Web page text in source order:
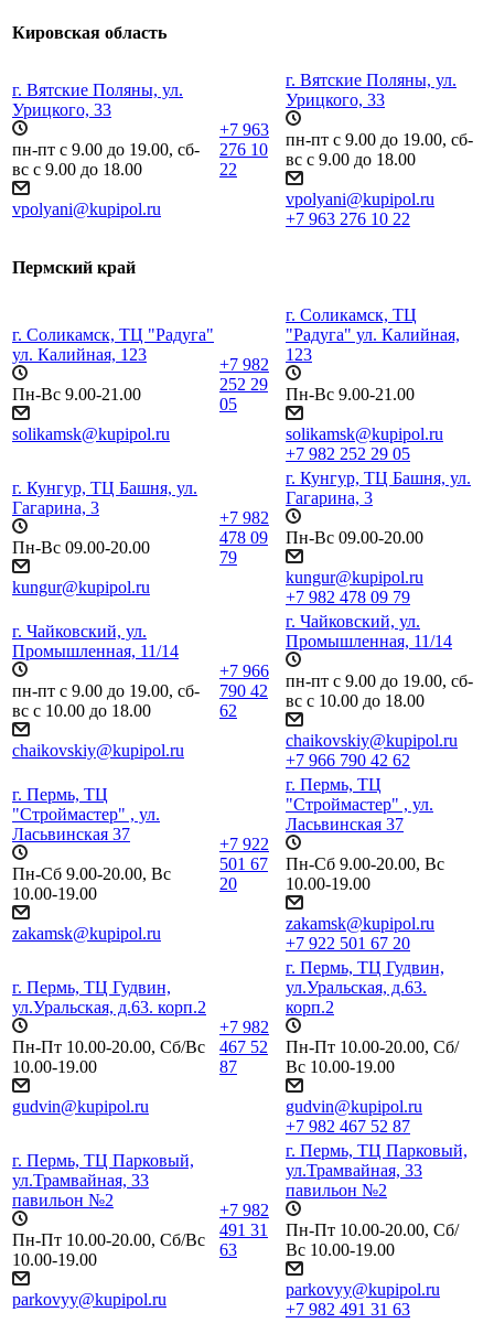
Кировская область
г. Вятские Поляны, ул.
Урицкого, 33
пн-пт с 9.00 до 19.00, сб-
вс с 9.00 до 18.00
vpolyani@kupipol.ru
+7 963
276 10
22
г. Вятские Поляны, ул.
Урицкого, 33
пн-пт с 9.00 до 19.00, сб-
вс с 9.00 до 18.00
vpolyani@kupipol.ru
+7 963 276 10 22
Пермский край
г. Соликамск, ТЦ "Радуга"
ул. Калийная, 123
Пн-Вс 9.00-21.00
solikamsk@kupipol.ru
+7 982
252 29
05
г. Соликамск, ТЦ
"Радуга" ул. Калийная,
123
Пн-Вс 9.00-21.00
solikamsk@kupipol.ru
+7 982 252 29 05
г. Кунгур, ТЦ Башня, ул.
Гагарина, 3
Пн-Вс 09.00-20.00
kungur@kupipol.ru
+7 982
478 09
79
г. Кунгур, ТЦ Башня, ул.
Гагарина, 3
Пн-Вс 09.00-20.00
kungur@kupipol.ru
+7 982 478 09 79
г. Чайковский, ул.
Промышленная, 11/14
пн-пт с 9.00 до 19.00, сб-
вс с 10.00 до 18.00
chaikovskiy@kupipol.ru
+7 966
790 42
62
г. Чайковский, ул.
Промышленная, 11/14
пн-пт с 9.00 до 19.00, сб-
вс с 10.00 до 18.00
chaikovskiy@kupipol.ru
+7 966 790 42 62
г. Пермь, ТЦ
"Строймастер" , ул.
Ласьвинская 37
Пн-Сб 9.00-20.00, Вс
10.00-19.00
zakamsk@kupipol.ru
+7 922
501 67
20
г. Пермь, ТЦ
"Строймастер" , ул.
Ласьвинская 37
Пн-Сб 9.00-20.00, Вс
10.00-19.00
zakamsk@kupipol.ru
+7 922 501 67 20
г. Пермь, ТЦ Гудвин,
ул.Уральская, д.63. корп.2
Пн-Пт 10.00-20.00, Сб/Вс
10.00-19.00
gudvin@kupipol.ru
+7 982
467 52
87
г. Пермь, ТЦ Гудвин,
ул.Уральская, д.63.
корп.2
Пн-Пт 10.00-20.00, Сб/
Вс 10.00-19.00
gudvin@kupipol.ru
+7 982 467 52 87
г. Пермь, ТЦ Парковый,
ул.Трамвайная, 33
павильон №2
Пн-Пт 10.00-20.00, Сб/Вс
10.00-19.00
parkovyy@kupipol.ru
+7 982
491 31
63
г. Пермь, ТЦ Парковый,
ул.Трамвайная, 33
павильон №2
Пн-Пт 10.00-20.00, Сб/
Вс 10.00-19.00
parkovyy@kupipol.ru
+7 982 491 31 63